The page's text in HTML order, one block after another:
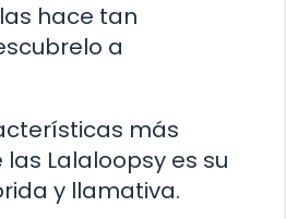
hace tan
a
más
Lalaloopsy es su
y llamativa.